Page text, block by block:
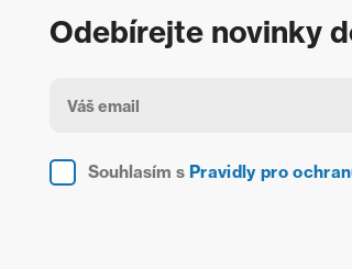
Odebírejte novinky
Souhlasím s Pravidly pro